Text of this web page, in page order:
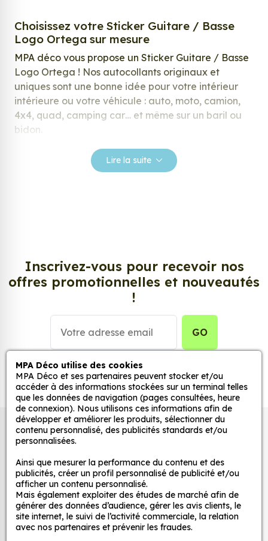
Choisissez votre Sticker Guitare / Basse
Logo Ortega sur mesure
MPA déco vous propose un Sticker Guitare / Basse
Logo Ortega ! Nos autocollants originaux et
uniques sont une bonne idée pour votre intérieur
intérieure ou votre véhicule : auto, moto, camion,
4x4, quad, camping car… et même sur un baril ou
bidon.
Nos stickers sont spécialement conçus pour
répondre à vos attentes, laissez vous inspirer parmi
Basse Logo Ortega, aussi connus sous le nom
d’autocollant, d’adhésifs ou de vinyle, sont
tendances et très populaires pour décorer votre
intérieur ou votre véhicule.
simple et rapide qui transforme toutes surfaces
lisses, propres et non poreuses.
Grâce à notre sélection de stickers et autocollants,
adaptez la décoration d’une pièce, d’une voiture,
d’un meuble, d’une porte et de toute autre surface,
et ce, à moindre coût et sans effort.
Quels sont les avantages de nos stickers
décoration ?
Une grande variété de motifs et de couleurs :
nos Sticker Guitare / Basse Logo Ortega sont
Lire la suite
Inscrivez-vous pour recevoir nos
offres promotionnelles et nouveautés
!
GO
Autocollants pour véhicules et stickers
MPA Déco
Nos services
MPA Déco utilise des cookies
MPA Déco et ses partenaires peuvent stocker et/ou
accéder à des informations stockées sur un terminal telles
que les données de navigation (pages consultées, heure
de connexion). Nous utilisons ces informations afin de
développer et améliorer les produits, sélectionner du
contenu personnalisé, des publicités standards et/ou
personnalisées.
Ainsi que mesurer la performance du contenu et des
publicités, créer un profil personnalisé de publicité et/ou
afficher un contenu personnalisé.
Mais également exploiter des études de marché afin de
générer des données d’audience, gérer les avis clients, le
site internet, le suivi de l’activité commerciale, la relation
avec nos partenaires et prévenir les fraudes.